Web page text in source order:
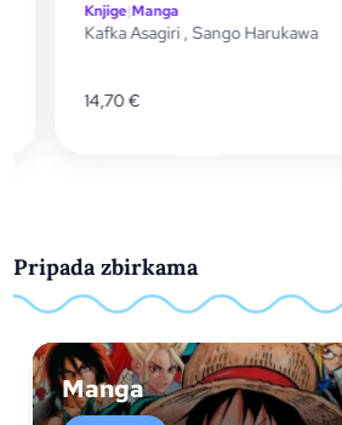
Manga
Kafka Asagiri,Sango Harukawa
Pripada zbirkama
Manga